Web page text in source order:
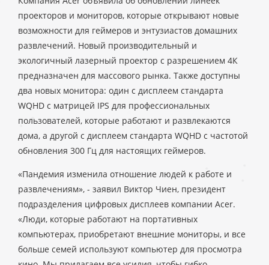
проекторов и мониторов, которые открывают новые
возможности для геймеров и энтузиастов домашних
развлечений. Новый производительный и
экологичный лазерный проектор с разрешением 4К
предназначен для массового рынка. Также доступны
два новых монитора: один с дисплеем стандарта
WQHD с матрицей IPS для профессиональных
пользователей, которые работают и развлекаются
дома, а другой с дисплеем стандарта WQHD с частотой
обновления 300 Гц для настоящих геймеров.
«Пандемия изменила отношение людей к работе и
развлечениям», - заявил Виктор Чиен, президент
подразделения цифровых дисплеев компании Acer.
«Люди, которые работают на портативных
компьютерах, приобретают внешние мониторы, и все
больше семей используют компьютер для просмотра